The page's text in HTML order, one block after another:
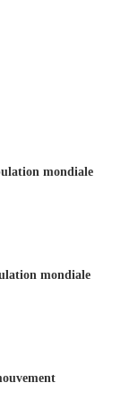
mondiale
mondiale